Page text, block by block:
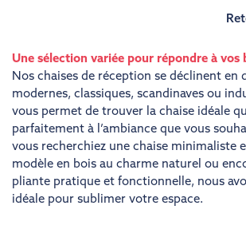
Une sélection variée pour répondre à vos
Nos chaises de réception se déclinent en
modernes, classiques, scandinaves ou
vous permet de trouver la chaise idéale
parfaitement à l’ambiance que vous
vous recherchiez une chaise minimaliste
modèle en bois au charme naturel ou
pliante pratique et fonctionnelle, nous
idéale pour sublimer votre espace.